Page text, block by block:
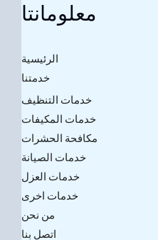
معلومانتا
الرئيسية
خدمتنا
خدمات التنظيف
خدمات المكيفات
مكافحة الحشرات
خدمات الصيانة
خدمات العزل
خدمات اخرى
من نحن
اتصل بنا